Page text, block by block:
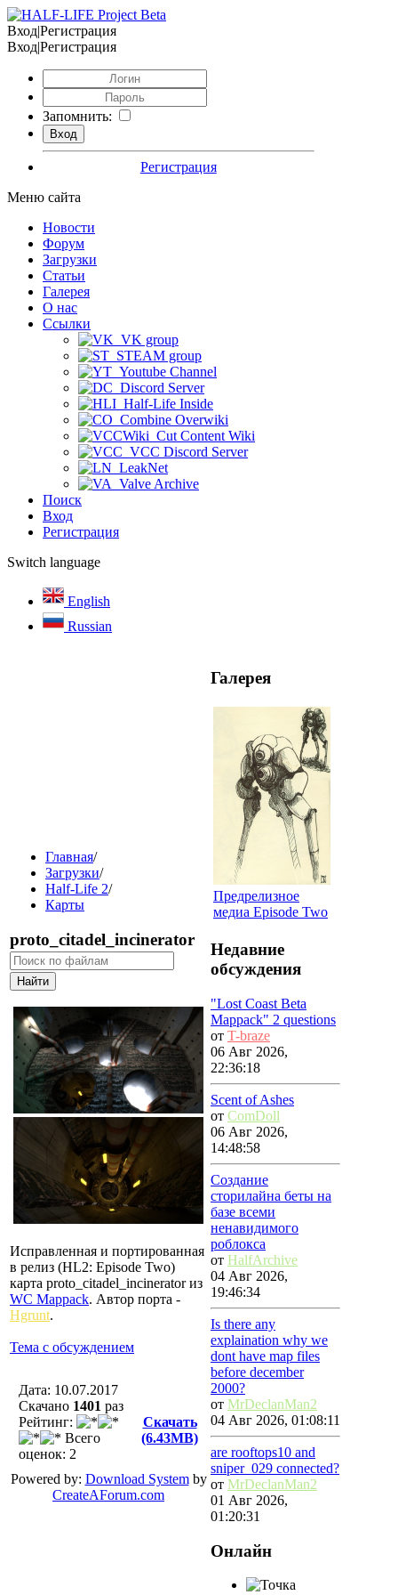
Вход|Регистрация
Вход|Регистрация
Запомнить:
Регистрация
Меню сайта
Новости
Форум
Загрузки
Статьи
Галерея
О нас
Ссылки
VK group
STEAM group
Youtube Channel
Discord Server
Half-Life Inside
Combine Overwiki
Cut Content Wiki
VCC Discord Server
LeakNet
Valve Archive
Поиск
Вход
Регистрация
Switch language
English
Russian
Главная/
Загрузки/
Half-Life 2/
Карты
proto_citadel_incinerator
Исправленная и портированная
в релиз (HL2: Episode Two)
карта proto_citadel_incinerator из
WC Mappack. Автор порта -
Hgrunt.
Тема с обсуждением
Дата: 10.07.2017
Скачано 1401 раз
Рейтинг:
Всего
оценок: 2
Скачать
(6.43MB)
Powered by: Download Systemby
CreateAForum.com
Галерея
Предрелизное
медиа Episode Two
Недавние
обсуждения
"Lost Coast Beta
Mappack" 2 questions
от T-braze
06 Авг 2026,
22:36:18
Scent of Ashes
от ComDoll
06 Авг 2026,
14:48:58
Создание
сторилайна беты на
базе всеми
ненавидимого
роблокса
от HalfArchive
04 Авг 2026,
19:46:34
Is there any
explaination why we
dont have map files
before december
2000?
от MrDeclanMan2
04 Авг 2026, 01:08:11
are rooftops10 and
sniper_029 connected?
от MrDeclanMan2
01 Авг 2026,
01:20:31
Онлайн